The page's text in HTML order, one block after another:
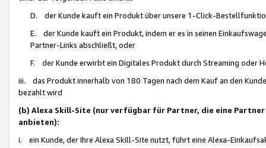
D. der Kunde kauft ein Produkt über unsere 1-Click-
E. der Kunde kauft ein Produkt, indem er es in seinen
Partner-Links abschließt, oder
F. der Kunde erwirbt ein Digitales Produkt durch Streaming oder
iii. das Produkt innerhalb von 180 Tagen nach dem Kauf an den
bezahlt wird
(b) Alexa Skill-Site (nur verfügbar für Partner, die eine
anbieten):
i. ein Kunde, der Ihre Alexa Skill-Site nutzt, führt eine Alexa-